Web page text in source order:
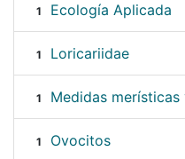
1 Ecología Aplicada
1 Loricariidae
1 Medidas
1 Ovocitos